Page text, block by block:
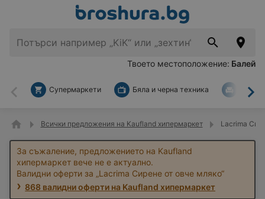
Твоето местоположение: Балей
Назад
Супермаркети Бяла и черна техника За
Всички предложения на Kaufland хипермаркет Lacrima
За съжаление, предложението на Kaufland
хипермаркет вече не е актуално.
Валидни оферти за „Lacrima Сирене от овче мляко“
868 валидни оферти на Kaufland хипермаркет